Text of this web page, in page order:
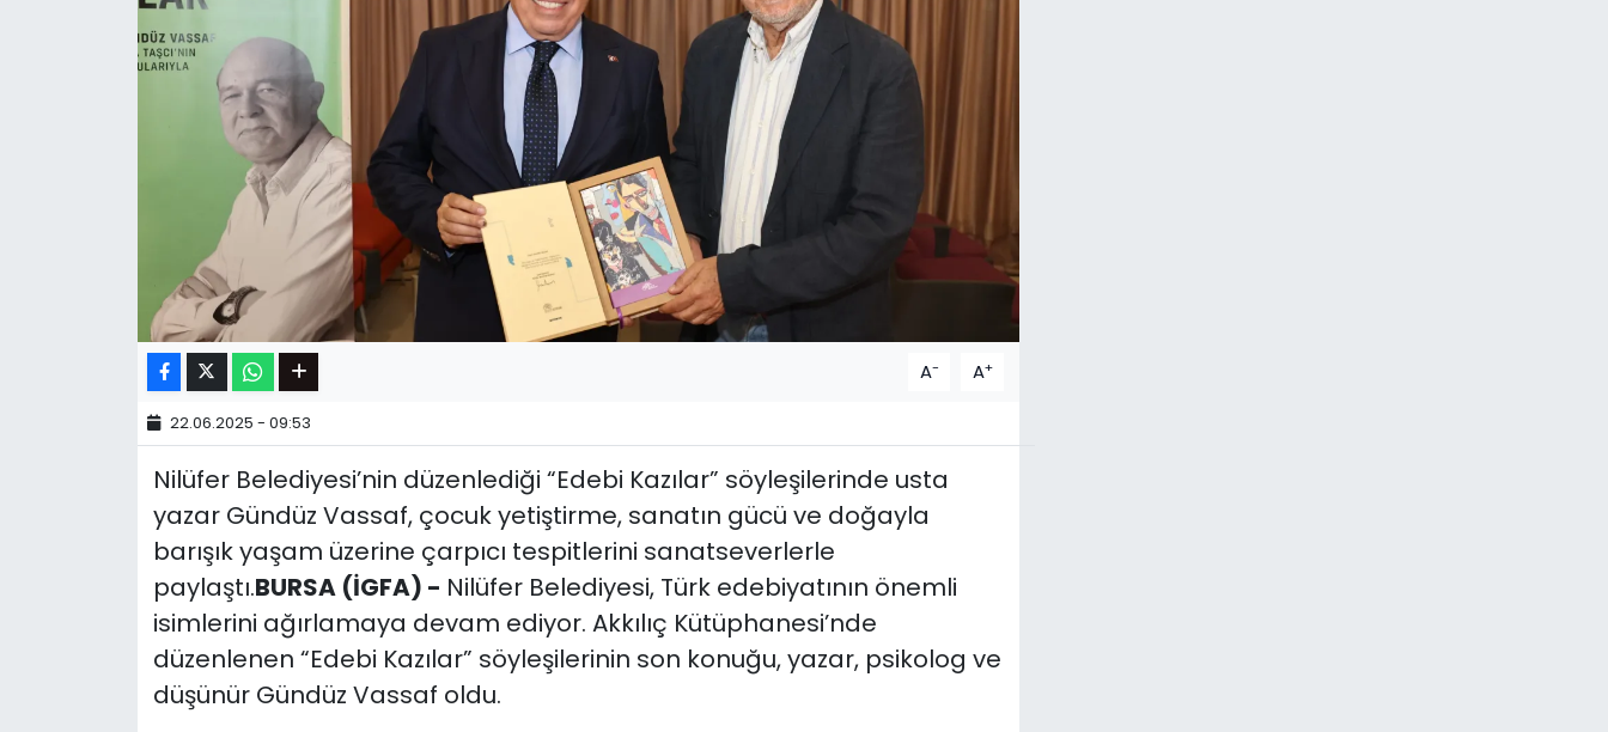
A- A+
22.06.2025 - 09:53
Nilüfer Belediyesi’nin düzenlediği “Edebi Kazılar” söyleşilerinde usta
yazar Gündüz Vassaf, çocuk yetiştirme, sanatın gücü ve doğayla
barışık yaşam üzerine çarpıcı tespitlerini sanatseverlerle
paylaştı.BURSA (İGFA) - Nilüfer Belediyesi, Türk edebiyatının önemli
isimlerini ağırlamaya devam ediyor. Akkılıç Kütüphanesi’nde
düzenlenen “Edebi Kazılar” söyleşilerinin son konuğu, yazar, psikolog ve
düşünür Gündüz Vassaf oldu.